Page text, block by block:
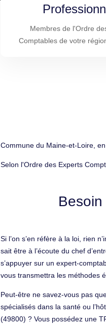
Membres de l'Ordre
Comptables de votre
Commune du Maine-et-Loire,
Selon l'Ordre des Experts
Si l’on s’en réfère à la loi, rien
sait être à l’écoute du chef
s’appuyer sur un expert-
vous transmettra les méthodes
Peut-être ne savez-vous pas
spécialisés dans la santé ou
(49800) ? Vous possédez une